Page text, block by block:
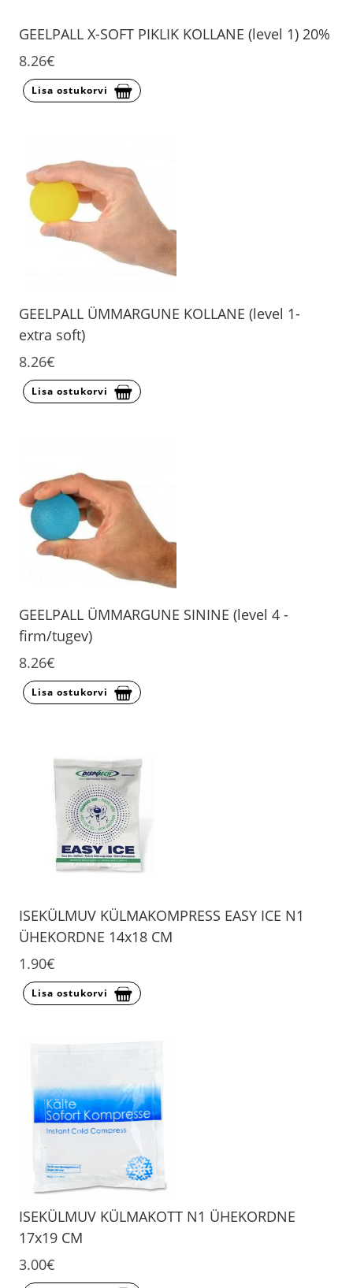
GEELPALL X-SOFT PIKLIK KOLLANE (level 1) 20%
8.26€
Lisa ostukorvi
GEELPALL ÜMMARGUNE KOLLANE (level 1-
extra soft)
8.26€
Lisa ostukorvi
GEELPALL ÜMMARGUNE SININE (level 4 -
firm/tugev)
8.26€
Lisa ostukorvi
ISEKÜLMUV KÜLMAKOMPRESS EASY ICE N1
ÜHEKORDNE 14x18 CM
1.90€
Lisa ostukorvi
ISEKÜLMUV KÜLMAKOTT N1 ÜHEKORDNE
17x19 CM
3.00€